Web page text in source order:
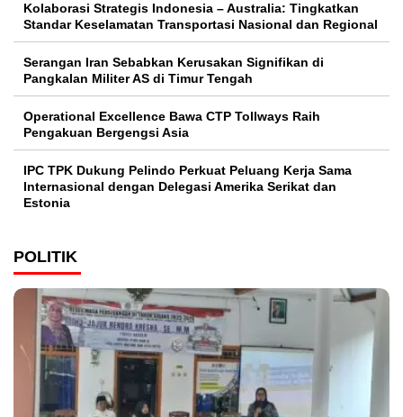
Kolaborasi Strategis Indonesia – Australia: Tingkatkan
Standar Keselamatan Transportasi Nasional dan Regional
Serangan Iran Sebabkan Kerusakan Signifikan di
Pangkalan Militer AS di Timur Tengah
Operational Excellence Bawa CTP Tollways Raih
Pengakuan Bergengsi Asia
IPC TPK Dukung Pelindo Perkuat Peluang Kerja Sama
Internasional dengan Delegasi Amerika Serikat dan
Estonia
POLITIK